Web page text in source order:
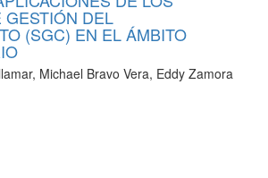
GESTIÓN DEL
(SGC) EN EL ÁMBITO
Michael Bravo Vera, Eddy Zamora